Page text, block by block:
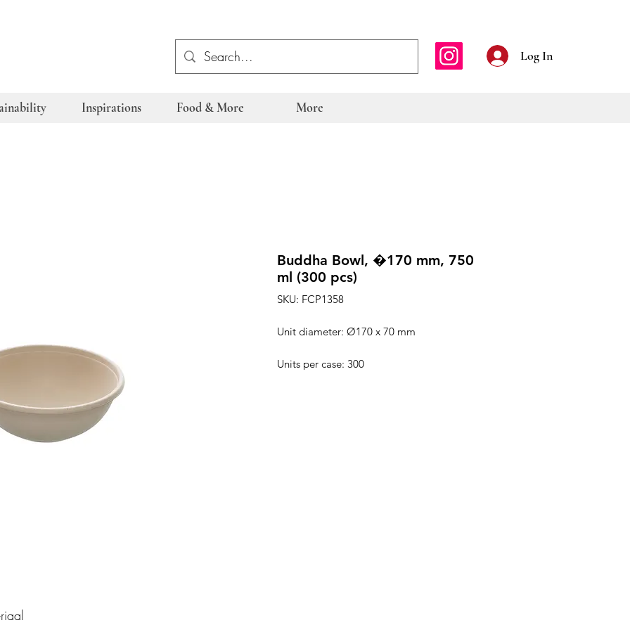
Log In
Inspirations Food & More More
Buddha Bowl, �170 mm, 750
ml (300 pcs)
SKU: FCP1358
Unit diameter: Ø170 x 70 mm
Units per case: 300